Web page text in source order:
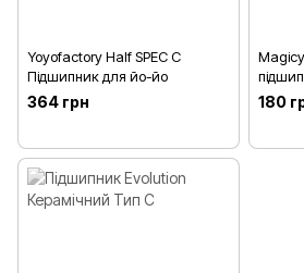
Yoyofactory Half SPEC C
Підшипник для йо-йо
364 грн
(10
180